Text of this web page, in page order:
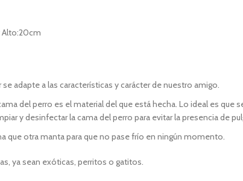
Alto:20cm
adapte a las características y carácter de nuestro amigo.
del perro es el material del que está hecha. Lo ideal es que
y desinfectar la cama del perro para evitar la presencia de
que otra manta para que no pase frío en ningún momento.
ya sean exóticas, perritos o gatitos.